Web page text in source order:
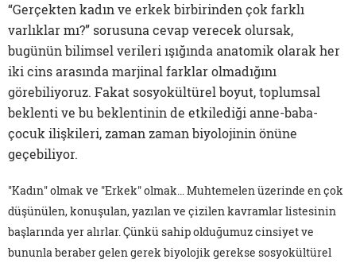
“Gerçekten kadın ve erkek birbirinden çok farklı
varlıklar mı?” sorusuna cevap verecek olursak,
bugünün bilimsel verileri ışığında anatomik olarak her
iki cins arasında marjinal farklar olmadığını
görebiliyoruz. Fakat sosyokültürel boyut, toplumsal
beklenti ve bu beklentinin de etkilediği anne-baba-
çocuk ilişkileri, zaman zaman biyolojinin önüne
geçebiliyor.
''Kadın'' olmak ve "Erkek" olmak… Muhtemelen üzerinde en çok
düşünülen, konuşulan, yazılan ve çizilen kavramlar listesinin
başlarında yer alırlar. Çünkü sahip olduğumuz cinsiyet ve
bununla beraber gelen gerek biyolojik gerekse sosyokültürel